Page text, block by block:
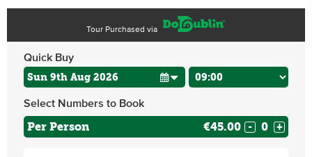
Tour Purchased via
Quick Buy
Select Numbers to Book
Per Person €45.00 - +